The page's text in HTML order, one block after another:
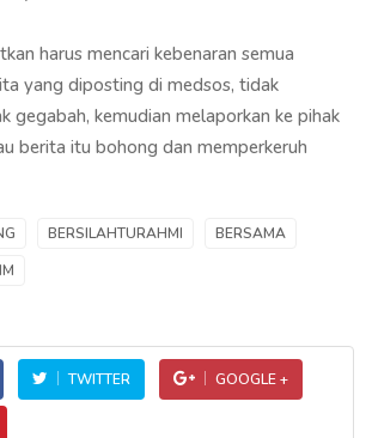
harus mencari kebenaran semua
yang diposting di medsos, tidak
gegabah, kemudian melaporkan ke pihak
berita itu bohong dan memperkeruh
BERSILAHTURAHMI
BERSAMA
TWITTER GOOGLE +